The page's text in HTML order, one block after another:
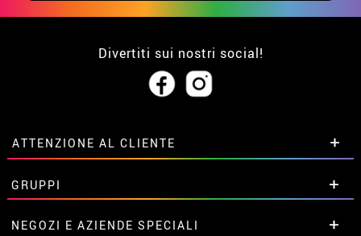
Divertiti sui nostri social!
ATTENZIONE AL CLIENTE
• Su di noi
• Condizioni di vendita
• Avviso legale privacy
GRUPPI
Sconti speciali per gruppi.
NEGOZI E AZIENDE SPECIALI